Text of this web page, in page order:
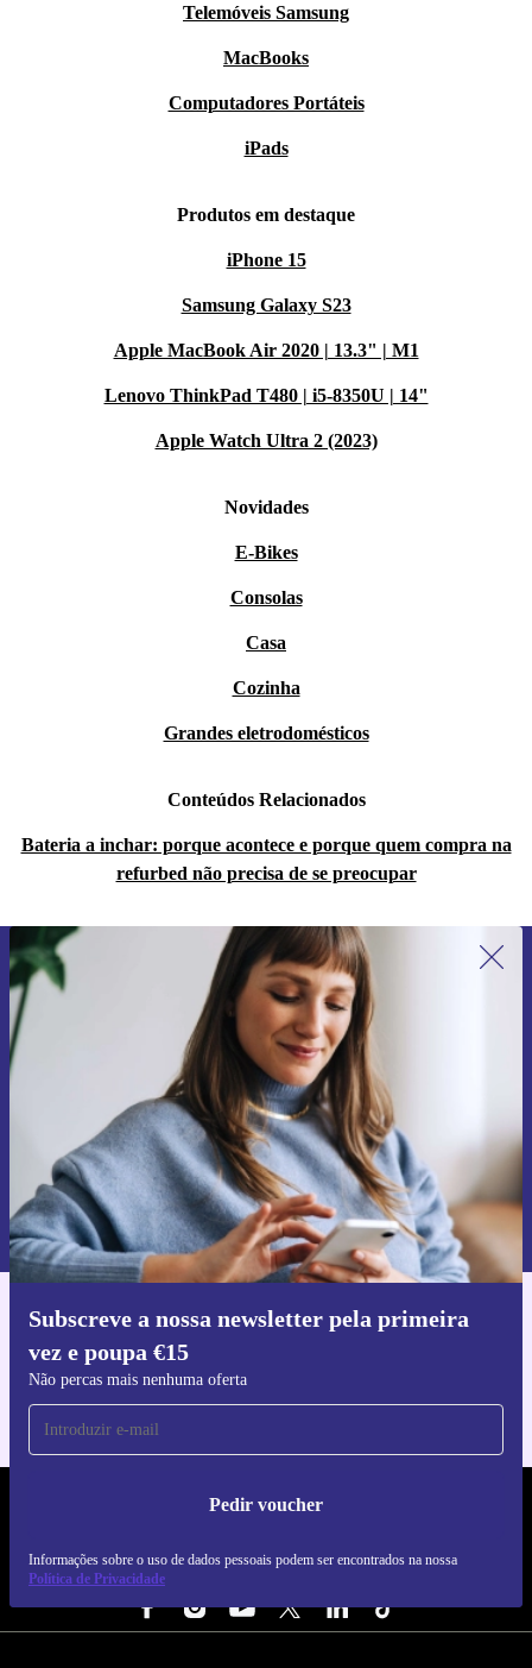
Telemóveis Samsung
MacBooks
Computadores Portáteis
iPads
Produtos em destaque
iPhone 15
Samsung Galaxy S23
Apple MacBook Air 2020 | 13.3" | M1
Lenovo ThinkPad T480 | i5-8350U | 14"
Apple Watch Ultra 2 (2023)
Novidades
E-Bikes
Consolas
Casa
Cozinha
Grandes eletrodomésticos
Conteúdos Relacionados
Bateria a inchar: porque acontece e porque quem compra na
refurbed não precisa de se preocupar
Subscreve a nossa newsletter pela primeira
vez e poupa €15
Não percas mais nenhuma oferta
Pedir voucher
Informações sobre o uso de dados pessoais podem ser encontrados na nossa
Política de Privacidade
Subscreve a nossa newsletter pela
primeira vez e poupa 15€!
Não percas mais nenhuma oferta.
Pedir voucher
Informações sobre o uso de dados pessoais podem ser encontrados na
nossa
Política de Privacidade.
Faz o download da app refurbed
Para iOS e Android
REFURBED PORTUGAL - RETHINK NEW.
SEGUE-NOS